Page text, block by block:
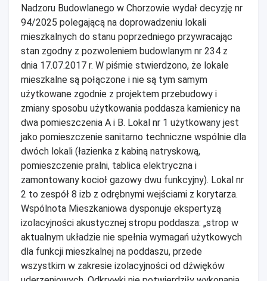
Nadzoru Budowlanego w Chorzowie wydał decyzję nr
94/2025 polegającą na doprowadzeniu lokali
mieszkalnych do stanu poprzedniego przywracając
stan zgodny z pozwoleniem budowlanym nr 234 z
dnia 17.07.2017 r. W piśmie stwierdzono, że lokale
mieszkalne są połączone i nie są tym samym
użytkowane zgodnie z projektem przebudowy i
zmiany sposobu użytkowania poddasza kamienicy na
dwa pomieszczenia A i B. Lokal nr 1 użytkowany jest
jako pomieszczenie sanitarno techniczne wspólnie dla
dwóch lokali (łazienka z kabiną natryskową,
pomieszczenie pralni, tablica elektryczna i
zamontowany kocioł gazowy dwu funkcyjny). Lokal nr
2 to zespół 8 izb z odrębnymi wejściami z korytarza.
Wspólnota Mieszkaniowa dysponuje ekspertyzą
izolacyjności akustycznej stropu poddasza: „strop w
aktualnym układzie nie spełnia wymagań użytkowych
dla funkcji mieszkalnej na poddaszu, przede
wszystkim w zakresie izolacyjności od dźwięków